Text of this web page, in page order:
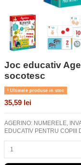
Joc educativ
socotesc
Ultimele produse in stoc
35,59 lei
AGERINO: NUMERELE,
EDUCATIV PENTRU COPIII